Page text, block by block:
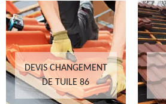
DEVIS CHANGEMENT
DE TUILE 86